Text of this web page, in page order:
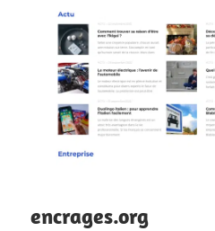
encrages.org